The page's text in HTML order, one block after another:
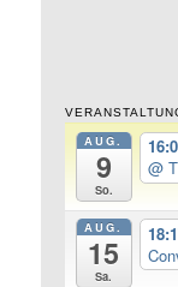
AUG.
9
So.
@
AUG.
15
Sa.